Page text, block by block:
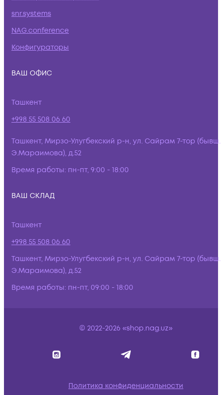
snr.systems
NAG.conference
Конфигураторы
ВАШ ОФИС
Ташкент
+998 55 508 06 60
Ташкент, Мирзо-Улугбекский р-н, ул. Сайрам 7-тор (бывш.
Э.Мараимова), д.52
Время работы: пн-пт, 9:00 - 18:00
ВАШ СКЛАД
Ташкент
+998 55 508 06 60
Ташкент, Мирзо-Улугбекский р-н, ул. Сайрам 7-тор (бывш.
Э.Мараимова), д.52
Время работы: пн-пт, 09:00 - 18:00
© 2022-2026 «shop.nag.uz»
Политика конфиденциальности